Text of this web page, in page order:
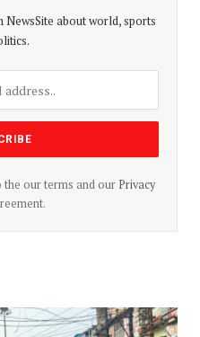
about world, sports
the our terms and our Privacy